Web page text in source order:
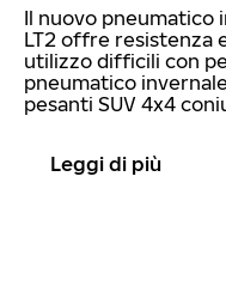
Il nuovo pneumatico
LT2 offre resistenza
utilizzo difficili con
pneumatico
pesanti SUV 4x4
Leggi di più